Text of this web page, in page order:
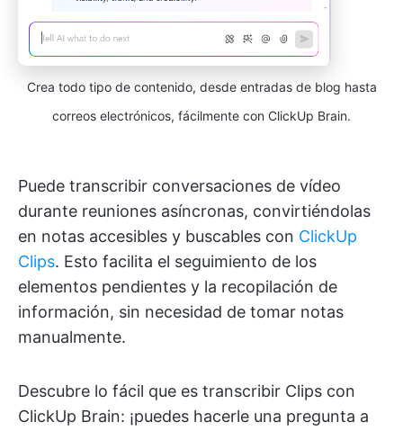
Crea todo tipo de contenido, desde entradas de blog hasta
correos electrónicos, fácilmente con ClickUp Brain.
Puede transcribir conversaciones de vídeo
durante reuniones asíncronas, convirtiéndolas
en notas accesibles y buscables con ClickUp
Clips. Esto facilita el seguimiento de los
elementos pendientes y la recopilación de
información, sin necesidad de tomar notas
manualmente.
Descubre lo fácil que es transcribir Clips con
ClickUp Brain: ¡puedes hacerle una pregunta a